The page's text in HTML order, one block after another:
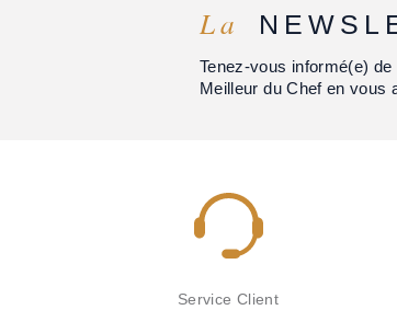
La
Tenez-vous informé(e)
Meilleur du Chef en vous
Service Client